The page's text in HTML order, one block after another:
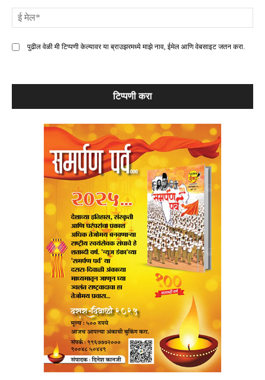
पुढील वेळी मी टिप्पणी केल्यावर या ब्राउझरमध्ये माझे नाव, ईमेल आणि वेबसाइट जतन करा.